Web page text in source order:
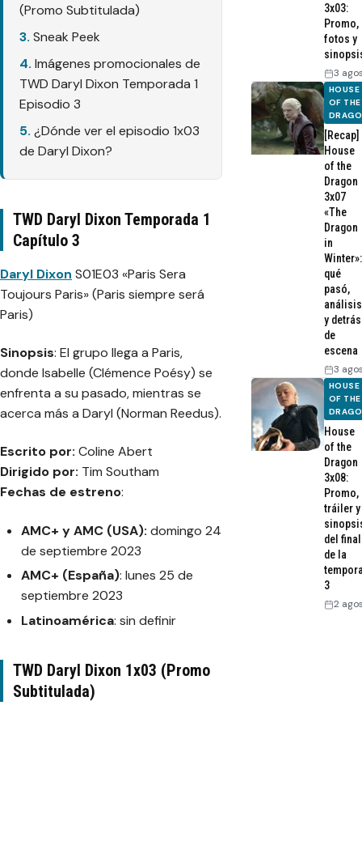
(Promo Subtitulada)
Sneak Peek
Imágenes promocionales de
TWD Daryl Dixon Temporada 1
Episodio 3
¿Dónde ver el episodio 1x03
de Daryl Dixon?
TWD Daryl Dixon Temporada 1
Capítulo 3
Daryl Dixon S01E03 «Paris Sera
Toujours Paris» (Paris siempre será
Paris)
Sinopsis: El grupo llega a Paris,
donde Isabelle (Clémence Poésy) se
enfrenta a su pasado, mientras se
acerca más a Daryl (Norman Reedus).
Escrito por: Coline Abert
Dirigido por: Tim Southam
Fechas de estreno:
AMC+ y AMC (USA): domingo 24
de septiembre 2023
AMC+ (España): lunes 25 de
septiembre 2023
Latinoamérica: sin definir
TWD Daryl Dixon 1x03 (Promo
Subtitulada)
3x03:
Promo,
fotos y
3
HOUSE
OF THE
[Recap]
House
of the
Dragon
3x07
«The
Dragon
in
Winter»:
qué
pasó,
análisis
y detrás
de
escena
3
HOUSE
OF THE
House
of the
Dragon
3x08:
Promo,
tráiler y
del final
de la
3
2